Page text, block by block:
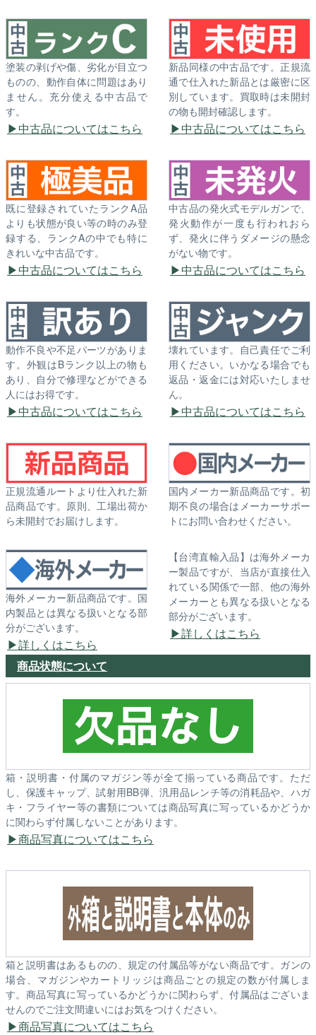
塗装の剥げや傷、劣化が目立つ
ものの、動作自体に問題はあり
ません。充分使える中古品で
す。
中古品についてはこちら
新品同様の中古品です。正規流
通で仕入れた新品とは厳密に区
別しています。買取時は未開封
の物も開封確認します。
中古品についてはこちら
既に登録されていたランクA品
よりも状態が良い等の時のみ登
録する、ランクAの中でも特に
きれいな中古品です。
中古品についてはこちら
中古品の発火式モデルガンで、
発火動作が一度も行われおら
ず、発火に伴うダメージの懸念
がない物です。
中古品についてはこちら
動作不良や不足パーツがありま
す。外観はBランク以上の物も
あり、自分で修理などができる
人にはお得です。
中古品についてはこちら
壊れています。自己責任でご利
用ください。いかなる場合でも
返品・返金には対応いたしませ
ん。
中古品についてはこちら
正規流通ルートより仕入れた新
品商品です。原則、工場出荷か
ら未開封でお届けします。
国内メーカー新品商品です。初
期不良の場合はメーカーサポー
トにお問い合わせください。
海外メーカー新品商品です。国
内製品とは異なる扱いとなる部
分がございます。
詳しくはこちら
【台湾直輸入品】は海外メーカ
ー製品ですが、当店が直接仕入
れている関係で一部、他の海外
メーカーとも異なる扱いとなる
部分がございます。
詳しくはこちら
商品状態について
箱・説明書・付属のマガジン等が全て揃っている商品です。ただ
し、保護キャップ、試射用BB弾、汎用品レンチ等の消耗品や、ハガ
キ・フライヤー等の書類については商品写真に写っているかどうか
に関わらず付属しないことがあります。
商品写真についてはこちら
箱と説明書はあるものの、規定の付属品等がない商品です。ガンの
場合、マガジンやカートリッジは商品ごとの規定の数が付属しま
す。商品写真に写っているかどうかに関わらず、付属品はございま
せんのでご注文間違いにはお気をつけください。
商品写真についてはこちら